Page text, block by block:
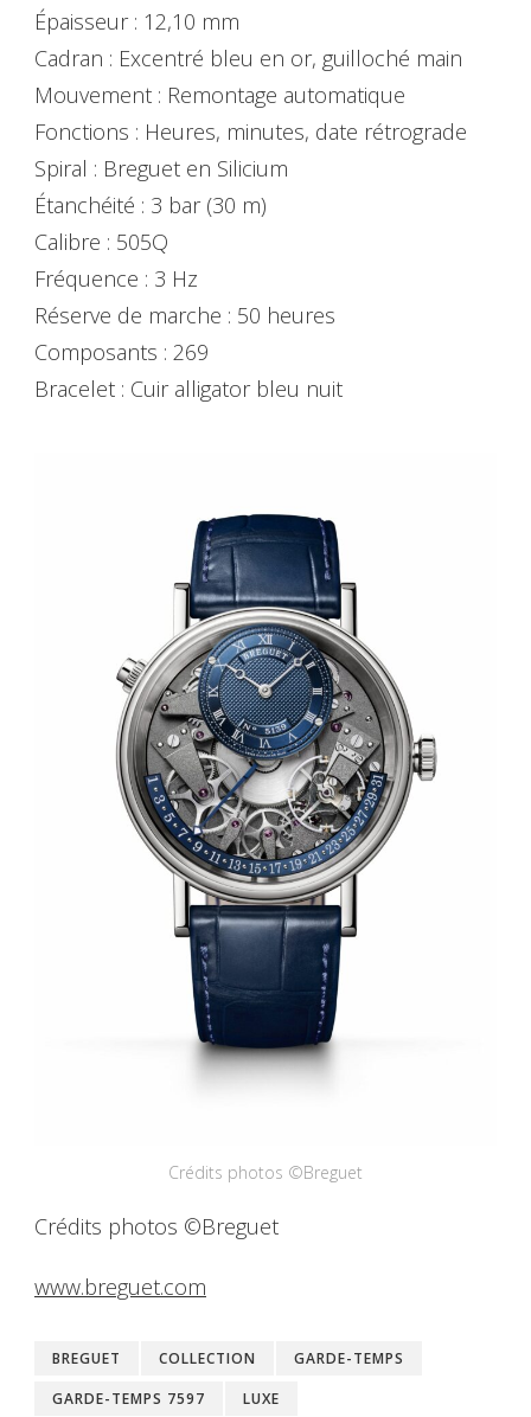
Épaisseur : 12,10 mm
Cadran : Excentré bleu en or, guilloché main
Mouvement : Remontage automatique
Fonctions : Heures, minutes, date rétrograde
Spiral : Breguet en Silicium
Étanchéité : 3 bar (30 m)
Calibre : 505Q
Fréquence : 3 Hz
Réserve de marche : 50 heures
Composants : 269
Bracelet : Cuir alligator bleu nuit
Crédits photos ©Breguet
Crédits photos ©Breguet
www.breguet.com
BREGUET COLLECTION
GARDE-TEMPS
GARDE-TEMPS 7597
LUXE